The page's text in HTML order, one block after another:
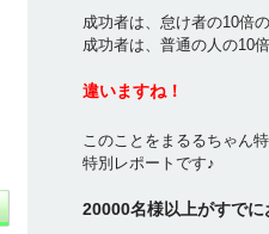
成功者は、怠け者の10倍
成功者は、普通の人の10
違いますね！
このことをまるるちゃん
特別レポートです♪
20000名様以上がすでに